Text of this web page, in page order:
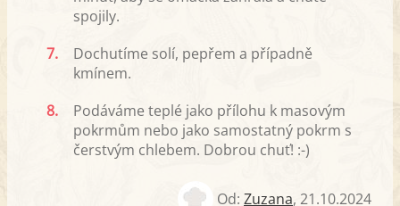
spojily.
7.
Dochutíme solí, pepřem a případně
kmínem.
8.
Podáváme teplé jako přílohu k masovým
pokrmům nebo jako samostatný pokrm s
čerstvým chlebem. Dobrou chuť! :-)
Od: Zuzana, 21.10.2024